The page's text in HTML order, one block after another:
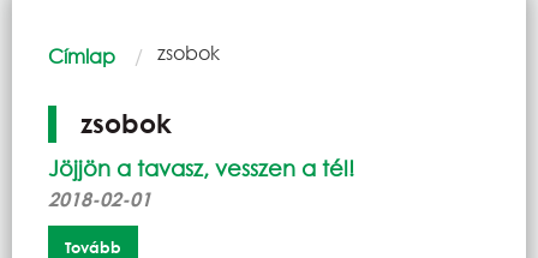
Morzsa
Címlap Current:
zsobok
zsobok
Jöjjön a tavasz, vesszen a tél!
2018-02-01
Tovább